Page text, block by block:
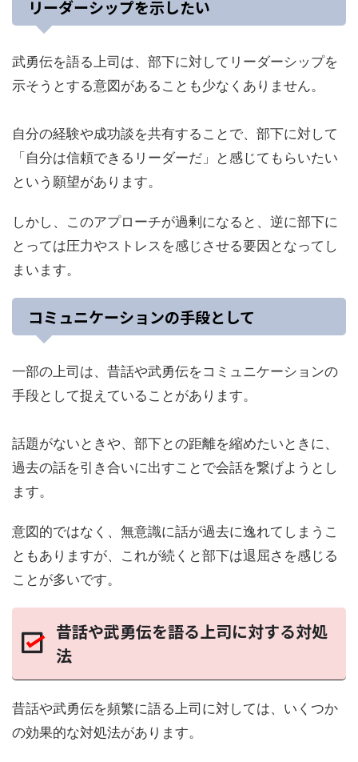
リーダーシップを示したい
武勇伝を語る上司は、部下に対してリーダーシップを
示そうとする意図があることも少なくありません。
自分の経験や成功談を共有することで、部下に対して
「自分は信頼できるリーダーだ」と感じてもらいたい
という願望があります。
しかし、このアプローチが過剰になると、逆に部下に
とっては圧力やストレスを感じさせる要因となってし
まいます。
コミュニケーションの手段として
一部の上司は、昔話や武勇伝をコミュニケーションの
手段として捉えていることがあります。
話題がないときや、部下との距離を縮めたいときに、
過去の話を引き合いに出すことで会話を繋げようとし
ます。
意図的ではなく、無意識に話が過去に逸れてしまうこ
ともありますが、これが続くと部下は退屈さを感じる
ことが多いです。
昔話や武勇伝を語る上司に対する対処
法
昔話や武勇伝を頻繁に語る上司に対しては、いくつか
の効果的な対処法があります。